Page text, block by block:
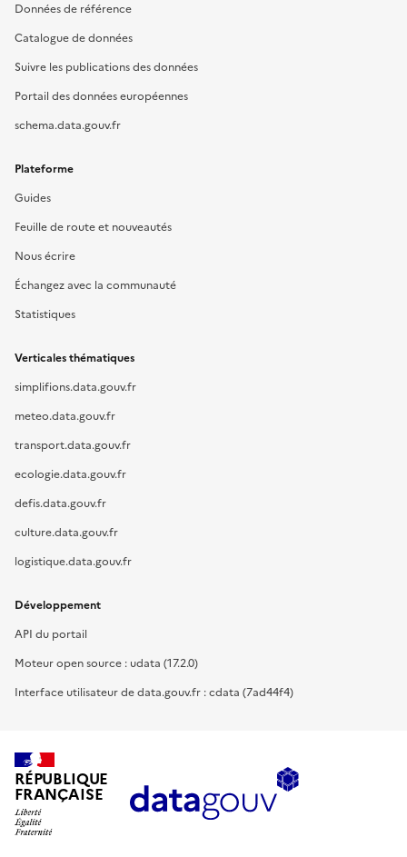
Données de référence
Catalogue de données
Suivre les publications des données
Portail des données européennes
schema.data.gouv.fr
Plateforme
Guides
Feuille de route et nouveautés
Nous écrire
Échangez avec la communauté
Statistiques
Verticales thématiques
simplifions.data.gouv.fr
meteo.data.gouv.fr
transport.data.gouv.fr
ecologie.data.gouv.fr
defis.data.gouv.fr
culture.data.gouv.fr
logistique.data.gouv.fr
Développement
API du portail
Moteur open source : udata (17.2.0)
Interface utilisateur de data.gouv.fr : cdata (7ad44f4)
RÉPUBLIQUE
FRANÇAISE